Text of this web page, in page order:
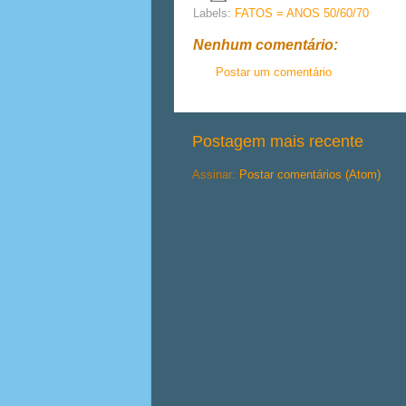
Labels: FATOS = ANOS 50/60/70
Nenhum comentário:
Postar um comentário
Postagem mais recente
Assinar: Postar comentários (Atom)